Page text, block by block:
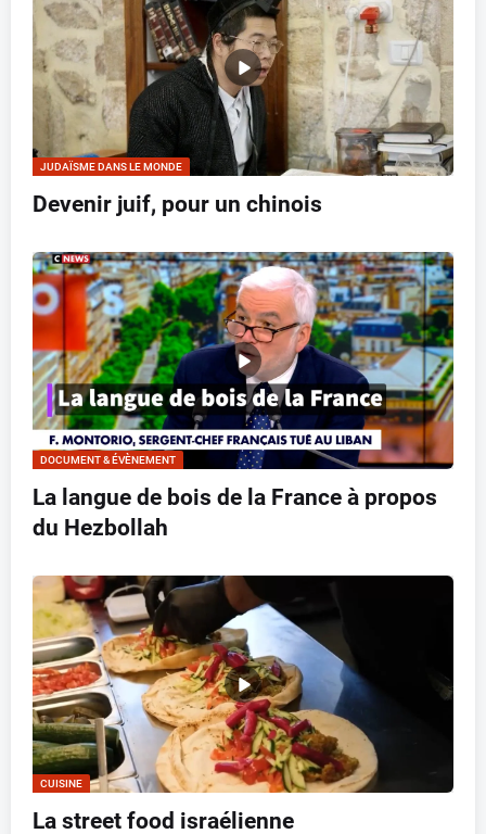
JUDAÏSME DANS LE MONDE
Devenir juif, pour un chinois
DOCUMENT & ÉVÈNEMENT
La langue de bois de la France à propos
du Hezbollah
CUISINE
La street food israélienne